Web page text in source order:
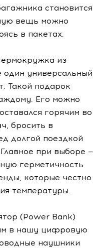
становится
вещь можно
в пакетах.
из
универсальный
Такой подарок
Его можно
горячим во
бросить в
долгой поездкой
при выборе —
герметичность
которые честно
температуры.
(Power Bank)
в нашу цифровую
наушники